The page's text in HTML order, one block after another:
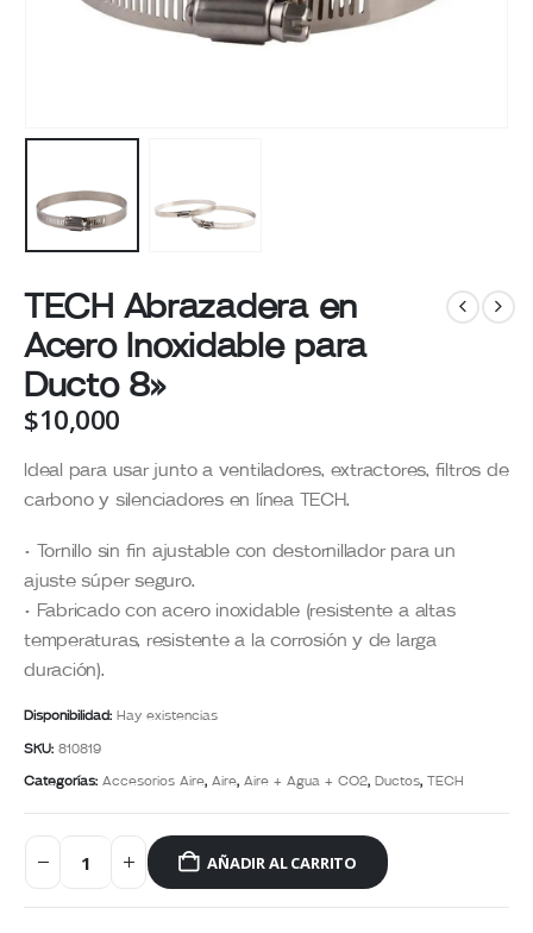
TECH Abrazadera en
Acero Inoxidable para
Ducto 8»
$10,000
Ideal para usar junto a ventiladores, extractores, filtros de
carbono y silenciadores en línea TECH.
• Tornillo sin fin ajustable con destornillador para un
ajuste súper seguro.
• Fabricado con acero inoxidable (resistente a altas
temperaturas, resistente a la corrosión y de larga
duración).
Disponibilidad: Hay existencias
SKU: 810819
Categorías: Accesorios Aire, Aire, Aire + Agua + CO2, Ductos, TECH
AÑADIR AL CARRITO